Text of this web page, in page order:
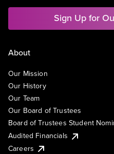
Sign Up for
About
Our Mission
Our History
Our Team
Our Board of Trustees
Board of Trustees Student
Audited Financials
Careers